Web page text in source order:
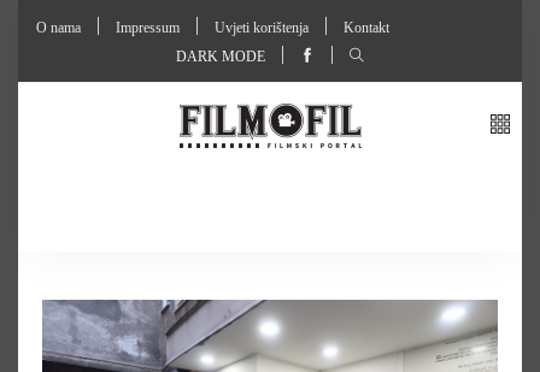
O nama Impressum Uvjeti korištenja
Kontakt
DARK MODE